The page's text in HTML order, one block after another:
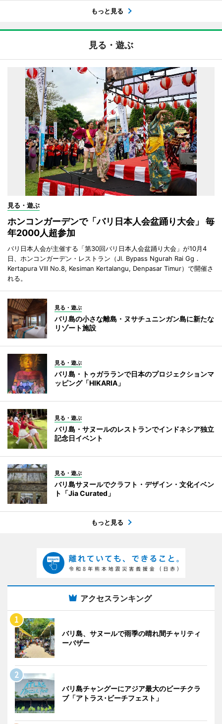
もっと見る
見る・遊ぶ
見る・遊ぶ
ホンコンガーデンで「バリ日本人会盆踊り大会」 毎
年2000人超参加
バリ日本人会が主催する「第30回バリ日本人会盆踊り大会」が10月4
日、ホンコンガーデン・レストラン（Jl. Bypass Ngurah Rai Gg．
Kertapura Vlll No.8, Kesiman Kertalangu, Denpasar Timur）で開催さ
れる。
見る・遊ぶ
バリ島の小さな離島・ヌサチュニンガン島に新たな
リゾート施設
見る・遊ぶ
バリ島・トゥガラランで日本のプロジェクションマ
ッピング「HIKARIA」
見る・遊ぶ
バリ島・サヌールのレストランでインドネシア独立
記念日イベント
見る・遊ぶ
バリ島サヌールでクラフト・デザイン・文化イベン
ト「Jia Curated」
もっと見る
アクセスランキング
バリ島、サヌールで雨季の晴れ間チャリティ
ーバザー
バリ島チャングーにアジア最大のビーチクラ
ブ「アトラス･ビーチフェスト」